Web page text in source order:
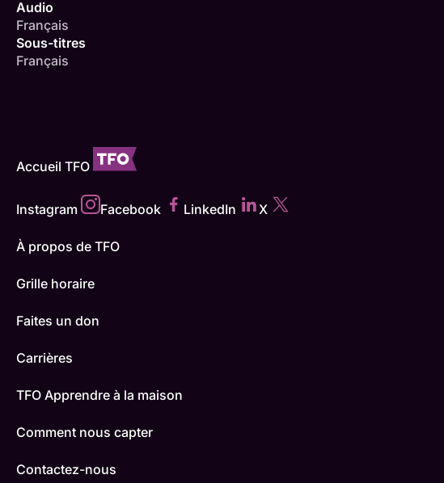
Audio
Français
Sous-titres
Français
Accueil TFO
Instagram Facebook LinkedIn X
À propos de TFO
Grille horaire
Faites un don
Carrières
TFO Apprendre à la maison
Comment nous capter
Contactez-nous